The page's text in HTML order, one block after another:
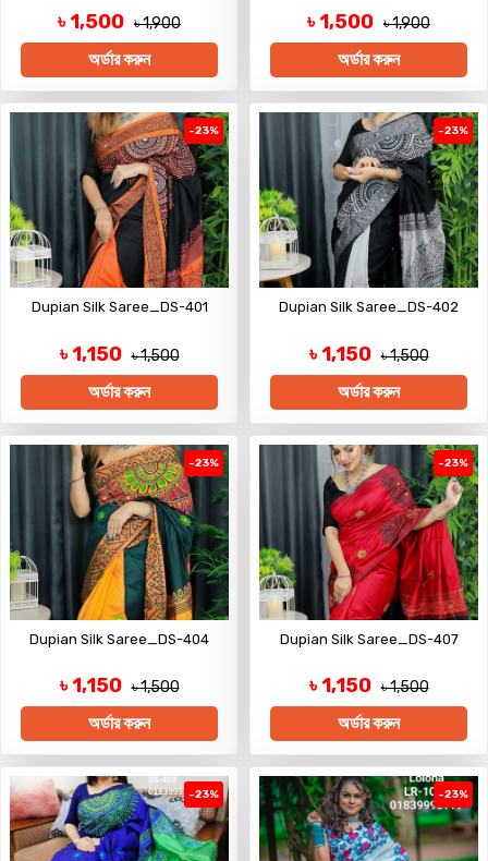
৳ 1,500 ৳ 1,900
অর্ডার করুন
৳ 1,500 ৳ 1,900
অর্ডার করুন
-23%
Dupian Silk Saree_DS-401
৳ 1,150 ৳ 1,500
অর্ডার করুন
-23%
Dupian Silk Saree_DS-402
৳ 1,150 ৳ 1,500
অর্ডার করুন
-23%
Dupian Silk Saree_DS-404
৳ 1,150 ৳ 1,500
অর্ডার করুন
-23%
Dupian Silk Saree_DS-407
৳ 1,150 ৳ 1,500
অর্ডার করুন
-23% -23%